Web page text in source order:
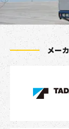
メー